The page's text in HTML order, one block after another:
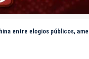
entre elogios públicos,